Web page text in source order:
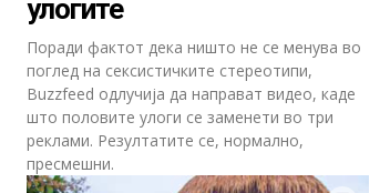
улогите
Поради фактот дека ништо не се менува во
поглед на сексистичките стереотипи,
Buzzfeed одлучија да направат видео, каде
што половите улоги се заменети во три
реклами. Резултатите се, нормално,
пресмешни.